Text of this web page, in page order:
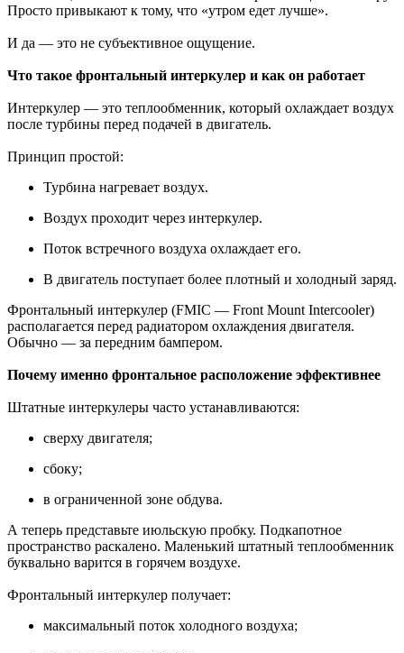
Просто привыкают к тому, что «утром едет лучше».
И да — это не субъективное ощущение.
Что такое фронтальный интеркулер и как он работает
Интеркулер — это теплообменник, который охлаждает воздух
после турбины перед подачей в двигатель.
Принцип простой:
Турбина нагревает воздух.
Воздух проходит через интеркулер.
Поток встречного воздуха охлаждает его.
В двигатель поступает более плотный и холодный заряд.
Фронтальный интеркулер (FMIC — Front Mount Intercooler)
располагается перед радиатором охлаждения двигателя.
Обычно — за передним бампером.
Почему именно фронтальное расположение эффективнее
Штатные интеркулеры часто устанавливаются:
сверху двигателя;
сбоку;
в ограниченной зоне обдува.
А теперь представьте июльскую пробку. Подкапотное
пространство раскалено. Маленький штатный теплообменник
буквально варится в горячем воздухе.
Фронтальный интеркулер получает:
максимальный поток холодного воздуха;